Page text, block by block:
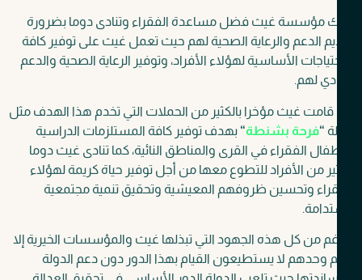
مؤسسة غيث فضل مساعدة الفقراء وتنادى دوما بضرورة
الدعم والرعاية الصحية لهم حيث تعمل غيث على توفير كافة
الأساسية لهؤلاء الأفراد، وتوفير الرعاية الصحية والدعم
لهم.
قامت غيث مؤخرا بالكثير من الحملات التي تخدم هذا الهدف مثل
فرحة بشنطة“بهدف توفير كافة المستلزمات الدراسية
الفقراء في القرى والمناطق النائية، كما تنادى غيث دوما
من الأفراد للتطوع معها من أجل توفير حياة كريمة لهؤلاء
وتحسين ظروفهم المعيشية وتحقيق تنمية مجتمعية
من كل هذه الجهود التي تبذلها غيث والمؤسسات الخيرية إلا
وحدهم لا يستطيعون القيام بهذا الدور دون دعم الدولة